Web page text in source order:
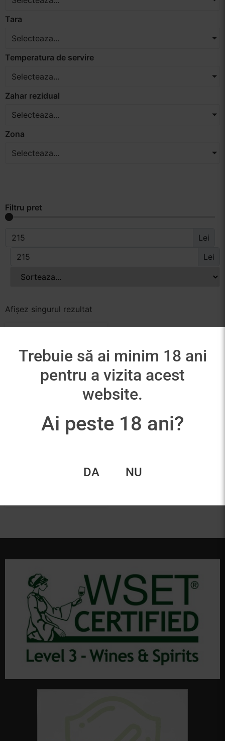
Tara
Selecteaza...
Temperatura de servire
Selecteaza...
Zahar rezidual
Selecteaza...
Zona
Selecteaza...
Filtru pret
Lei
Lei
Afișez singurul rezultat
Champagne Rene
Trebuie să ai minim 18 ani
pentru a vizita acest
website.
Ai peste 18 ani?
DA NU